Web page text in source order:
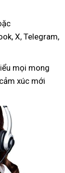
X, Telegram,
mọi mong
xúc mới